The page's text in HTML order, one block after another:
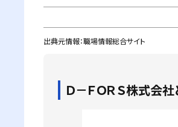
出典元情報：職場情報総合サイト
Ｄ－ＦＯＲＳ株式会社